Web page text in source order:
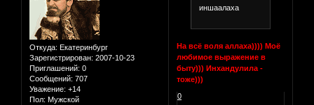
Откуда: Екатеринбург
Зарегистрирован: 2007-10-23
Приглашений: 0
Сообщений: 707
Уважение: +14
Пол: Мужской
иншаалаха
На всё воля аллаха)))) Моё
любимое выражение в
быту))) Инхандулила -
тоже)))
0